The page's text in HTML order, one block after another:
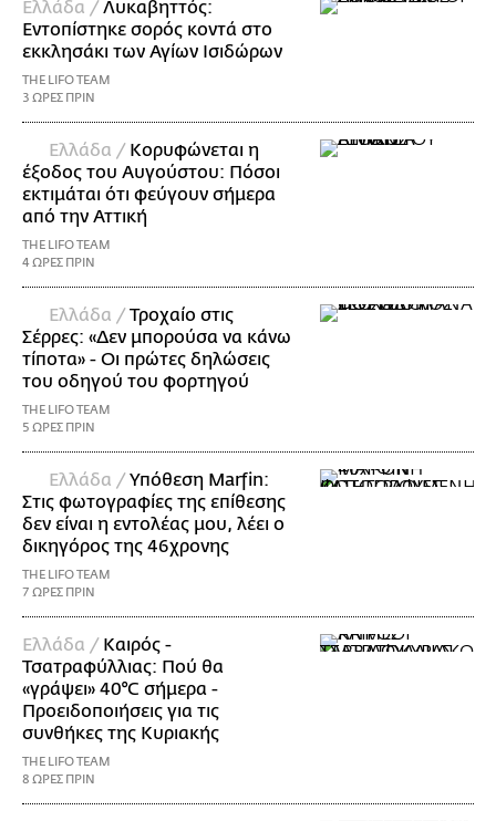
Ελλάδα /Λυκαβηττός:
Εντοπίστηκε σορός κοντά στο
εκκλησάκι των Αγίων Ισιδώρων
THE LIFO TEAM
3 ΩΡΕΣ ΠΡΙΝ
Ελλάδα / Κορυφώνεται η
έξοδος του Αυγούστου: Πόσοι
εκτιμάται ότι φεύγουν σήμερα
από την Αττική
THE LIFO TEAM
4 ΩΡΕΣ ΠΡΙΝ
Ελλάδα /Τροχαίο στις
Σέρρες: «Δεν μπορούσα να κάνω
τίποτα» - Οι πρώτες δηλώσεις
του οδηγού του φορτηγού
THE LIFO TEAM
5 ΩΡΕΣ ΠΡΙΝ
Ελλάδα /Υπόθεση Marfin:
Στις φωτογραφίες της επίθεσης
δεν είναι η εντολέας μου, λέει ο
δικηγόρος της 46χρονης
THE LIFO TEAM
7 ΩΡΕΣ ΠΡΙΝ
Ελλάδα / Καιρός -
Τσατραφύλλιας: Πού θα
«γράψει» 40°C σήμερα -
Προειδοποιήσεις για τις
συνθήκες της Κυριακής
THE LIFO TEAM
8 ΩΡΕΣ ΠΡΙΝ